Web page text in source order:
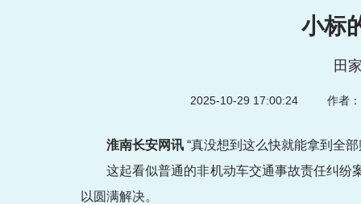
小标
田
2025-10-29 17:00:24 作者
淮南长安网讯 “真没想到这么快就能拿到全
这起看似普通的非机动车交通事故责任纠纷
以圆满解决。